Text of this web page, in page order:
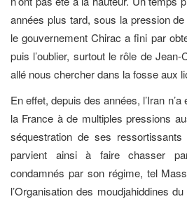
années plus tard, sous la pression
le gouvernement Chirac a fini par
puis l’oublier, surtout le rôle de
allé nous chercher dans la fosse aux
En effet, depuis des années, l’Iran
la France à de multiples pressions
séquestration de ses
parvient ainsi à faire chasser
condamnés par son régime, tel
l’Organisation des moudjahiddines